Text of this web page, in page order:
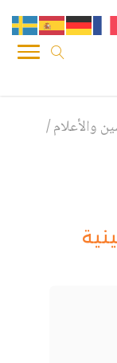
والأعلام/